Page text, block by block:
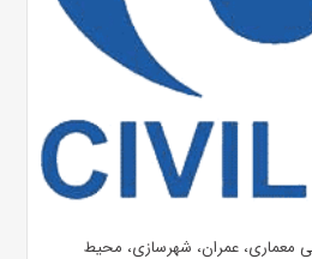
معماری، عمران، شهرسازی، محیط